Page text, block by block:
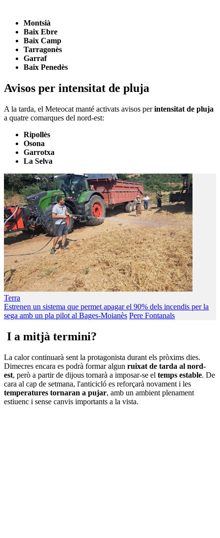
Montsià
Baix Ebre
Baix Camp
Tarragonès
Garraf
Baix Penedès
Avisos per intensitat de pluja
A la tarda, el Meteocat manté activats avisos perintensitat de pluja
a quatre comarques del nord-est:
Ripollès
Osona
Garrotxa
La Selva
Terra
Estrenen un sistema que permet apagar el 90% dels incendis per la
sega amb un pla pilot al Bages-Moianès Pere Fontanals
I a mitjà termini?
La calor continuarà sent la protagonista durant els pròxims dies.
Dimecres encara es podrà formar algun ruixat de tarda al nord-
est, però a partir de dijous tornarà a imposar-se el temps estable. De
cara al cap de setmana, l'anticicló es reforçarà novament i les
temperatures tornaran a pujar, amb un ambient plenament
estiuenc i sense canvis importants a la vista.